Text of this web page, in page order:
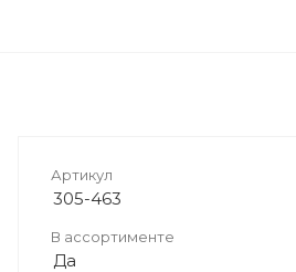
Артикул
305-463
В ассортименте
Да